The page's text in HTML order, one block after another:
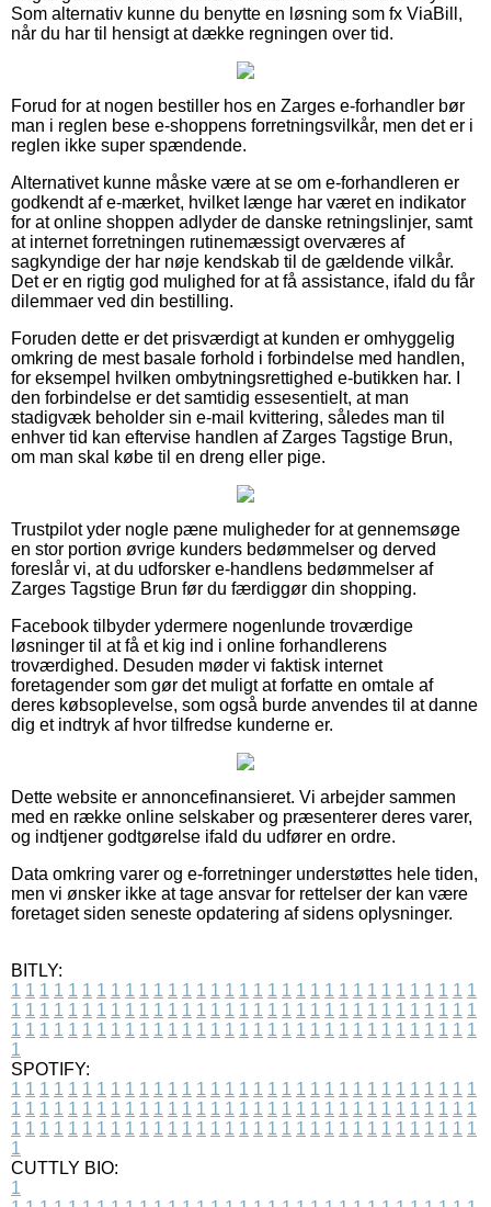
Som alternativ kunne du benytte en løsning som fx ViaBill,
når du har til hensigt at dække regningen over tid.
Forud for at nogen bestiller hos en Zarges e-forhandler bør
man i reglen bese e-shoppens forretningsvilkår, men det er i
reglen ikke super spændende.
Alternativet kunne måske være at se om e-forhandleren er
godkendt af e-mærket, hvilket længe har været en indikator
for at online shoppen adlyder de danske retningslinjer, samt
at internet forretningen rutinemæssigt overværes af
sagkyndige der har nøje kendskab til de gældende vilkår.
Det er en rigtig god mulighed for at få assistance, ifald du får
dilemmaer ved din bestilling.
Foruden dette er det prisværdigt at kunden er omhyggelig
omkring de mest basale forhold i forbindelse med handlen,
for eksempel hvilken ombytningsrettighed e-butikken har. I
den forbindelse er det samtidig essesentielt, at man
stadigvæk beholder sin e-mail kvittering, således man til
enhver tid kan eftervise handlen af Zarges Tagstige Brun,
om man skal købe til en dreng eller pige.
Trustpilot yder nogle pæne muligheder for at gennemsøge
en stor portion øvrige kunders bedømmelser og derved
foreslår vi, at du udforsker e-handlens bedømmelser af
Zarges Tagstige Brun før du færdiggør din shopping.
Facebook tilbyder ydermere nogenlunde troværdige
løsninger til at få et kig ind i online forhandlerens
troværdighed. Desuden møder vi faktisk internet
foretagender som gør det muligt at forfatte en omtale af
deres købsoplevelse, som også burde anvendes til at danne
dig et indtryk af hvor tilfredse kunderne er.
Dette website er annoncefinansieret. Vi arbejder sammen
med en række online selskaber og præsenterer deres varer,
og indtjener godtgørelse ifald du udfører en ordre.
Data omkring varer og e-forretninger understøttes hele tiden,
men vi ønsker ikke at tage ansvar for rettelser der kan være
foretaget siden seneste opdatering af sidens oplysninger.
BITLY:
1 1 1 1 1 1 1 1 1 1 1 1 1 1 1 1 1 1 1 1 1 1 1 1 1 1 1 1 1 1 1 1 1
1 1 1 1 1 1 1 1 1 1 1 1 1 1 1 1 1 1 1 1 1 1 1 1 1 1 1 1 1 1 1 1 1
1 1 1 1 1 1 1 1 1 1 1 1 1 1 1 1 1 1 1 1 1 1 1 1 1 1 1 1 1 1 1 1 1
1
SPOTIFY:
1 1 1 1 1 1 1 1 1 1 1 1 1 1 1 1 1 1 1 1 1 1 1 1 1 1 1 1 1 1 1 1 1
1 1 1 1 1 1 1 1 1 1 1 1 1 1 1 1 1 1 1 1 1 1 1 1 1 1 1 1 1 1 1 1 1
1 1 1 1 1 1 1 1 1 1 1 1 1 1 1 1 1 1 1 1 1 1 1 1 1 1 1 1 1 1 1 1 1
1
CUTTLY BIO:
1